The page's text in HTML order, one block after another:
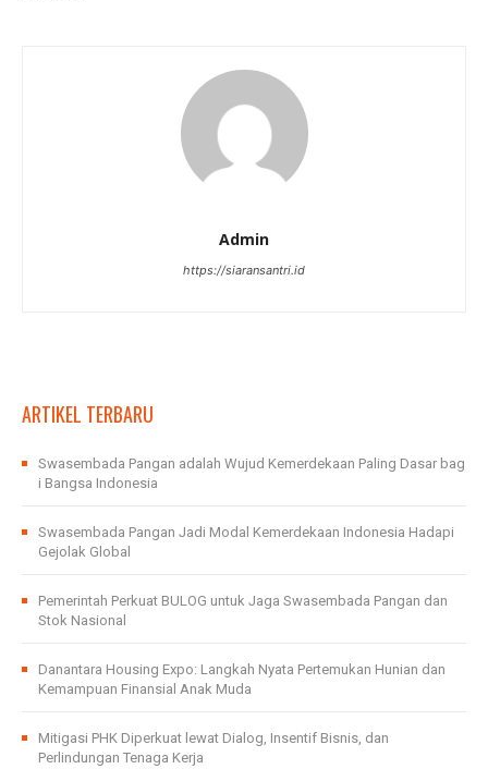
Admin
https://siaransantri.id
ARTIKEL TERBARU
Swasembada Pangan adalah Wujud Kemerdekaan Paling Dasar bag
i Bangsa Indonesia
Swasembada Pangan Jadi Modal Kemerdekaan Indonesia Hadapi
Gejolak Global
Pemerintah Perkuat BULOG untuk Jaga Swasembada Pangan dan
Stok Nasional
Danantara Housing Expo: Langkah Nyata Pertemukan Hunian dan
Kemampuan Finansial Anak Muda
Mitigasi PHK Diperkuat lewat Dialog, Insentif Bisnis, dan
Perlindungan Tenaga Kerja